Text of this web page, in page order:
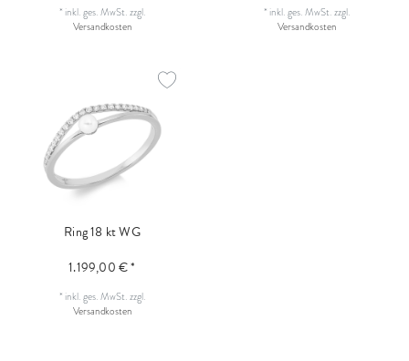
* inkl. ges. MwSt.zzgl.
Versandkosten
* inkl. ges. MwSt.zzgl.
Versandkosten
Ring 18 kt WG
1.199,00 € *
* inkl. ges. MwSt.zzgl.
Versandkosten